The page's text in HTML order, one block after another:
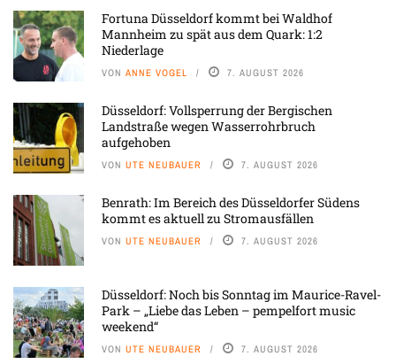
Fortuna Düsseldorf kommt bei Waldhof
Mannheim zu spät aus dem Quark: 1:2
Niederlage
VON ANNE VOGEL 7. AUGUST 2026
Düsseldorf: Vollsperrung der Bergischen
Landstraße wegen Wasserrohrbruch
aufgehoben
VON UTE NEUBAUER 7. AUGUST 2026
Benrath: Im Bereich des Düsseldorfer Südens
kommt es aktuell zu Stromausfällen
VON UTE NEUBAUER 7. AUGUST 2026
Düsseldorf: Noch bis Sonntag im Maurice-Ravel-
Park – „Liebe das Leben – pempelfort music
weekend“
VON UTE NEUBAUER 7. AUGUST 2026